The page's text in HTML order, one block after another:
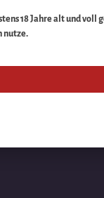
18 Jahre alt und voll
nutze.